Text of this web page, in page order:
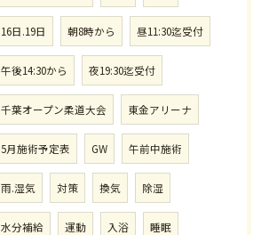
16日.19日 朝8時から 昼11:30迄受付
午後14:30から 夜19:30迄受付
千葉オープン柔道大会 東金アリーナ
5月施術予定表 GW 午前中施術
雨.湿気 対策 換気 除湿
水分補給 運動 入浴 睡眠